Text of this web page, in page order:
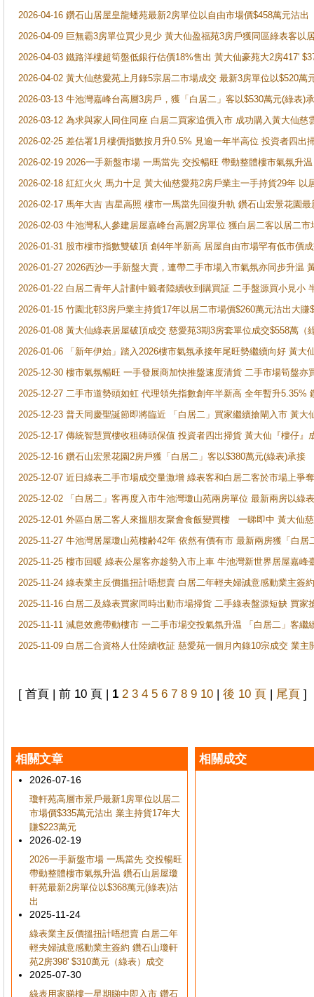
2026-04-16 鑽石山居屋皇龍蟠苑最新2房單位以自由市場價$458萬元沽出
2026-04-09 巨無霸3房單位買少見少 黃大仙盈福苑3房戶獲同區綠表客以
2026-04-03 鐵路洋樓超筍盤低銀行估價18%售出 黃大仙豪苑大2房417'
2026-04-02 黃大仙慈愛苑上月錄5宗居二市場成交 最新3房單位以$520萬
2026-03-13 牛池灣嘉峰台高層3房戶，獲「白居二」客以$530萬元(綠表)
2026-03-12 為求與家人同住同座 白居二買家追價入市 成功購入黃大仙
2026-02-25 差估署1月樓價指數按月升0.5% 見逾一年半高位 投資者四
2026-02-19 2026一手新盤市場 一馬當先 交投暢旺 帶動整體樓市氣氛升
2026-02-18 紅紅火火 馬力十足 黃大仙慈愛苑2房戶業主一手持貨29年 以
2026-02-17 馬年大吉 吉星高照 樓市一馬當先回復升軌 鑽石山宏景花園
2026-02-03 牛池灣私人參建居屋嘉峰台高層2房單位 獲白居二客以居二市
2026-01-31 股市樓市指數雙破頂 創4年半新高 居屋自由市場罕有低市價
2026-01-27 2026西沙一手新盤大賣，連帶二手市場入市氣氛亦同步升温
2026-01-22 白居二青年人計劃中籤者陸續收到購買証 二手盤源買小見小
2026-01-15 竹園北邨3房戶業主持貨17年以居二市場價$260萬元沽出大賺
2026-01-08 黃大仙綠表居屋破頂成交 慈愛苑3期3房套單位成交$558萬（
2026-01-06 「新年伊始」踏入2026樓市氣氛承接年尾旺勢繼續向好 黃
2025-12-30 樓市氣氛暢旺 一手發展商加快推盤速度清貨 二手市場筍盤
2025-12-27 二手市道勢頭如虹 代理領先指數創年半新高 全年暫升5.35%
2025-12-23 普天同慶聖誕節即將臨近 「白居二」買家繼續搶閘入市 黃
2025-12-17 傳統智慧買樓收租磚頭保值 投資者四出掃貨 黃大仙『樓仔
2025-12-16 鑽石山宏景花園2房戶獲「白居二」客以$380萬元(綠表)承接
2025-12-07 近日綠表二手市場成交量激增 綠表客和白居二客於市場上
2025-12-02 「白居二」客再度入市牛池灣瓊山苑兩房單位 最新兩房以綠
2025-12-01 外區白居二客人來搵朋友聚會食飯變買樓 一睇即中 黃大仙
2025-11-27 牛池灣居屋瓊山苑樓齢42年 依然有價有市 最新兩房獲「白居
2025-11-25 樓市回暖 綠表公屋客亦趁勢入市上車 牛池灣新世界居屋嘉峰
2025-11-24 綠表業主反價搵扭計唔想賣 白居二年輕夫婦誠意感動業主簽
2025-11-16 白居二及綠表買家同時出動市場掃貨 二手綠表盤源短缺 買
2025-11-11 減息效應帶動樓市 一二手市場交投氣氛升温 「白居二」客
2025-11-09 白居二合資格人仕陸續收証 慈愛苑一個月內錄10宗成交 業
[ 首頁 | 前 10 頁 | 1 2 3 4 5 6 7 8 9 10 | 後 10 頁 | 尾頁 ]
相關文章
2026-07-16
瓊軒苑高層市景戶最新1房單位以居二
市場價$335萬元沽出 業主持貨17年大
賺$223萬元
2026-02-19
2026一手新盤市場 一馬當先 交投暢旺
帶動整體樓市氣氛升温 鑽石山居屋瓊
軒苑最新2房單位以$368萬元(綠表)沽
出
2025-11-24
綠表業主反價搵扭計唔想賣 白居二年
輕夫婦誠意感動業主簽約 鑽石山瓊軒
苑2房398' $310萬元（綠表）成交
2025-07-30
綠表用家睇樓一星期睇中即入市 鑽石
相關成交